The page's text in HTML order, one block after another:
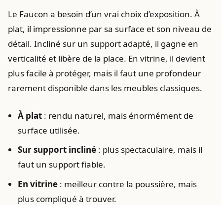
Le Faucon a besoin d’un vrai choix d’exposition. À
plat, il impressionne par sa surface et son niveau de
détail. Incliné sur un support adapté, il gagne en
verticalité et libère de la place. En vitrine, il devient
plus facile à protéger, mais il faut une profondeur
rarement disponible dans les meubles classiques.
À plat : rendu naturel, mais énormément de
surface utilisée.
Sur support incliné : plus spectaculaire, mais il
faut un support fiable.
En vitrine : meilleur contre la poussière, mais
plus compliqué à trouver.